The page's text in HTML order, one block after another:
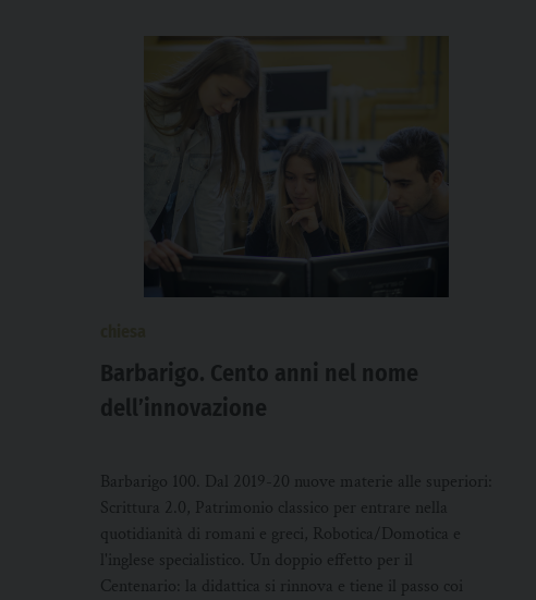
Barbarigo. Cento anni nel nome
dell’innovazione
Barbarigo 100. Dal 2019-20 nuove materie alle superiori:
Scrittura 2.0, Patrimonio classico per entrare nella
quotidianità di romani e greci, Robotica/Domotica e
l'inglese specialistico. Un doppio effetto per il
Centenario: la didattica si rinnova e tiene il passo coi